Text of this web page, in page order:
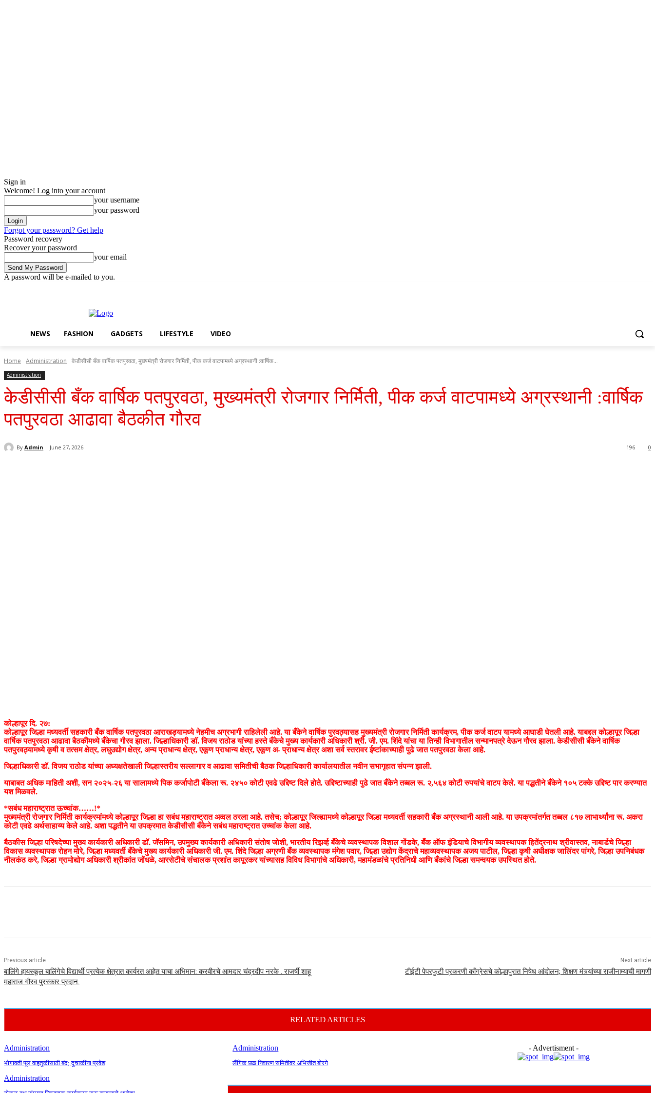
Sign in
Welcome! Log into your account
your username
your password
Forgot your password? Get help
Password recovery
Recover your password
your email
A password will be e-mailed to you.
NEWS FASHION GADGETS LIFESTYLE VIDEO
Home Administration केडीसीसी बँक वार्षिक पतपुरवठा, मुख्यमंत्री रोजगार निर्मिती, पीक कर्ज वाटपामध्ये अग्रस्थानी :वार्षिक...
Administration
केडीसीसी बँक वार्षिक पतपुरवठा, मुख्यमंत्री रोजगार निर्मिती, पीक कर्ज वाटपामध्ये अग्रस्थानी :वार्षिक
पतपुरवठा आढावा बैठकीत गौरव
By Admin June 27, 2026 0
196
कोल्हापूर दि. २७:
कोल्हापूर जिल्हा मध्यवर्ती सहकारी बँक वार्षिक पतपुरवठा आराखड्यामध्ये नेहमीच अग्रभागी राहिलेली आहे. या बँकेने वार्षिक पुरवठ्यासह मुख्यमंत्री रोजगार निर्मिती कार्यक्रम, पीक कर्ज वाटप यामध्ये आघाडी घेतली आहे. याबद्दल कोल्हापूर जिल्हा
वार्षिक पतपुरवठा आढावा बैठकीमध्ये बँकेचा गौरव झाला. जिल्हाधिकारी डाॅ. विजय राठोड यांच्या हस्ते बँकेचे मुख्य कार्यकारी अधिकारी श्री. जी. एम. शिंदे यांचा या तिन्ही विभागातील सन्मानपत्रे देऊन गौरव झाला. केडीसीसी बँकेने वार्षिक
पतपुरवठ्यामध्ये कृषी व तत्सम क्षेत्र, लघुउद्योग क्षेत्र, अन्य प्राधान्य क्षेत्र, एकूण प्राधान्य क्षेत्र, एकूण अ- प्राधान्य क्षेत्र अशा सर्व स्तरावर ईष्टांकाच्याही पुढे जात पतपुरवठा केला आहे.
जिल्हाधिकारी डॉ. विजय राठोड यांच्या अध्यक्षतेखाली जिल्हास्तरीय सल्लागार व आढावा समितीची बैठक जिल्हाधिकारी कार्यालयातील नवीन सभागृहात संपन्न झाली.
याबाबत अधिक माहिती अशी, सन २०२५-२६ या सालामध्ये पिक कर्जापोटी बँकेला रू. २४५० कोटी एवढे उद्दिष्ट दिले होते. उद्दिष्टाच्याही पुढे जात बँकेने तब्बल रू. २,५६४ कोटी रुपयांचे वाटप केले. या पद्धतीने बँकेने १०५ टक्के उद्दिष्ट पार करण्यात
यश मिळवले.
*सबंध महाराष्ट्रात ऊच्चांक……!*
मुख्यमंत्री रोजगार निर्मिती कार्यक्रमांमध्ये कोल्हापूर जिल्हा हा सबंध महाराष्ट्रात अव्वल ठरला आहे. तसेच; कोल्हापूर जिल्ह्यामध्ये कोल्हापूर जिल्हा मध्यवर्ती सहकारी बँक अग्रस्थानी आली आहे. या उपक्रमांतर्गत तब्बल ८१७ लाभार्थ्यांना रू. अकरा
कोटी एवढे अर्थसाहाय्य केले आहे. अशा पद्धतीने या उपक्रमात केडीसीसी बँकेने सबंध महाराष्ट्रात उच्चांक केला आहे.
बैठकीस जिल्हा परिषदेच्या मुख्य कार्यकारी अधिकारी डॉ. जॅसमिन, उपमुख्य कार्यकारी अधिकारी संतोष जोशी, भारतीय रिझर्व्ह बँकेचे व्यवस्थापक विशाल गोंडके, बँक ऑफ इंडियाचे विभागीय व्यवस्थापक हितेंद्रनाथ श्रीवास्तव, नाबार्डचे जिल्हा
विकास व्यवस्थापक रोहन मोरे, जिल्हा मध्यवर्ती बँकेचे मुख्य कार्यकारी अधिकारी जी. एम. शिंदे जिल्हा अग्रणी बँक व्यवस्थापक मंगेश पवार, जिल्हा उद्योग केंद्राचे महाव्यवस्थापक अजय पाटील, जिल्हा कृषी अधीक्षक जालिंदर पांगरे, जिल्हा उपनिबंधक
नीलकंठ करे, जिल्हा ग्रामोद्योग अधिकारी श्रीकांत जोंधळे, आरसेटीचे संचालक प्रशांत कापूरकर यांच्यासह विविध विभागांचे अधिकारी, महामंडळांचे प्रतिनिधी आणि बँकांचे जिल्हा समन्वयक उपस्थित होते.
Previous article
बालिंगे हायस्कूल बालिंगेचे विद्यार्थी प्रत्येक क्षेत्रात कार्यरत आहेत याचा अभिमान: करवीरचे आमदार चंद्रदीप नरके . राजर्षी शाहू
महाराज गौरव पुरस्कार प्रदान.
Next article
टीईटी पेपरफुटी प्रकरणी काँग्रेसचे कोल्हापुरात निषेध आंदोलन; शिक्षण मंत्र्यांच्या राजीनाम्याची मागणी
RELATED ARTICLES
Administration
भोगावती पूल वाहतुकीसाठी बंद; दुचाकींना प्रवेश
Administration
लैंगिक छळ निवारण समितीवर अभिजीत बोरगे
Administration
- Advertisment -